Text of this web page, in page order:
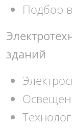
Подбор
зданий